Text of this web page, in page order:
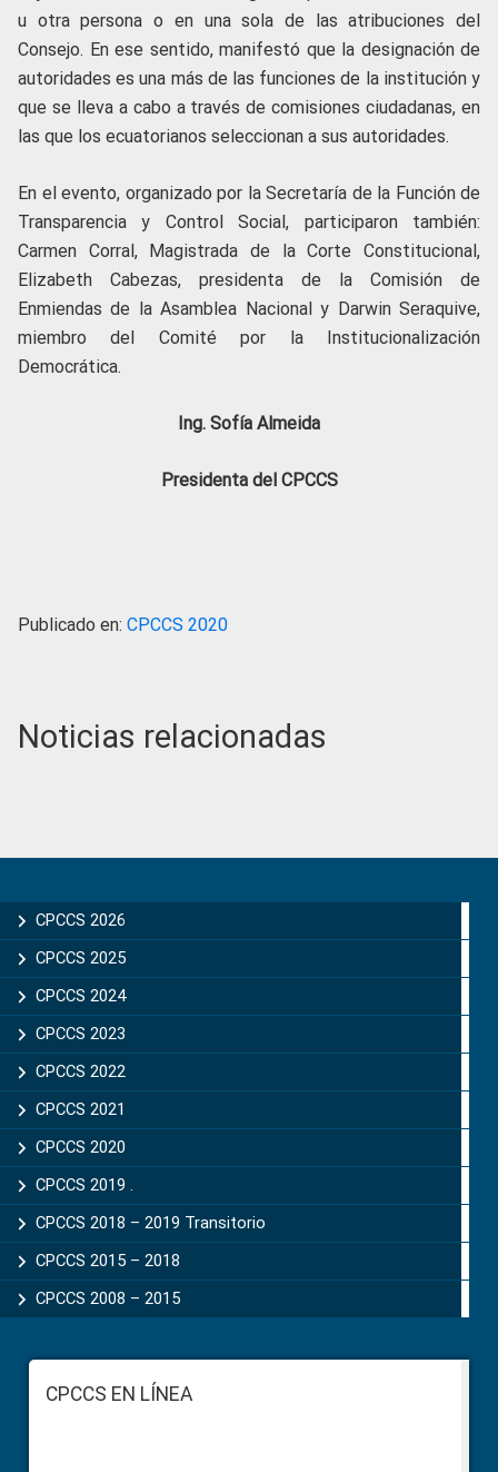
u otra persona o en una sola de las atribuciones del
Consejo. En ese sentido, manifestó que la designación de
autoridades es una más de las funciones de la institución y
que se lleva a cabo a través de comisiones ciudadanas, en
las que los ecuatorianos seleccionan a sus autoridades.
En el evento, organizado por la Secretaría de la Función de
Transparencia y Control Social, participaron también:
Carmen Corral, Magistrada de la Corte Constitucional,
Elizabeth Cabezas, presidenta de la Comisión de
Enmiendas de la Asamblea Nacional y Darwin Seraquive,
miembro del Comité por la Institucionalización
Democrática.
Ing. Sofía Almeida
Presidenta del CPCCS
Publicado en: CPCCS 2020
Noticias relacionadas
Sidebar
CPCCS 2026
CPCCS 2025
CPCCS 2024
CPCCS 2023
CPCCS 2022
CPCCS 2021
CPCCS 2020
CPCCS 2019 .
CPCCS 2018 – 2019 Transitorio
CPCCS 2015 – 2018
CPCCS 2008 – 2015
FooterCPCCS EN LÍNEA